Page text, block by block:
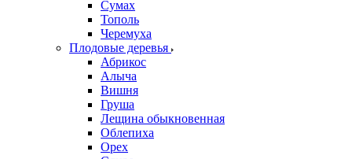
Сумах
Тополь
Черемуха
Плодовые деревья
Абрикос
Алыча
Вишня
Груша
Лещина обыкновенная
Облепиха
Орех